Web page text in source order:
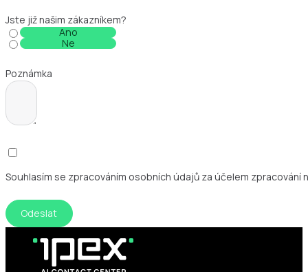
Jste již našim zákazníkem?
Ano
Ne
Poznámka
Souhlasím se zpracováním osobních údajů za účelem zpracování
Odeslat